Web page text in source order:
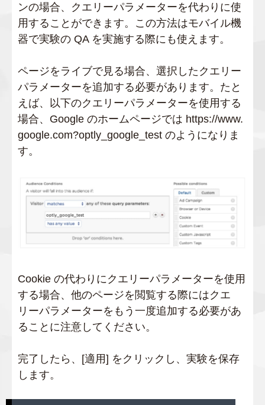
ンの場合、クエリーパラメーターを代わりに使
用することができます。この方法はモバイル機
器で実験の QA を実施する際にも使えます。
ページをライブで見る場合、選択したクエリー
パラメーターを追加する必要があります。たと
えば、以下のクエリーパラメーターを使用する
場合、Google のホームページでは https://www.
google.com?optly_google_test のようになりま
す。
Cookie の代わりにクエリーパラメーターを使用
する場合、他のページを閲覧する際にはクエ
リーパラメーターをもう一度追加する必要があ
ることに注意してください。
完了したら、[適用] をクリックし、実験を保存
します。